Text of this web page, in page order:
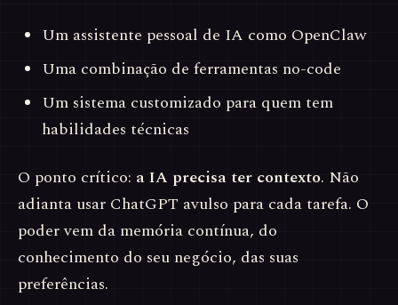
Um assistente pessoal de IA como OpenClaw
Uma combinação de ferramentas no-code
Um sistema customizado para quem tem
habilidades técnicas
O ponto crítico: a IA precisa ter contexto. Não
adianta usar ChatGPT avulso para cada tarefa. O
poder vem da memória contínua, do
conhecimento do seu negócio, das suas
preferências.